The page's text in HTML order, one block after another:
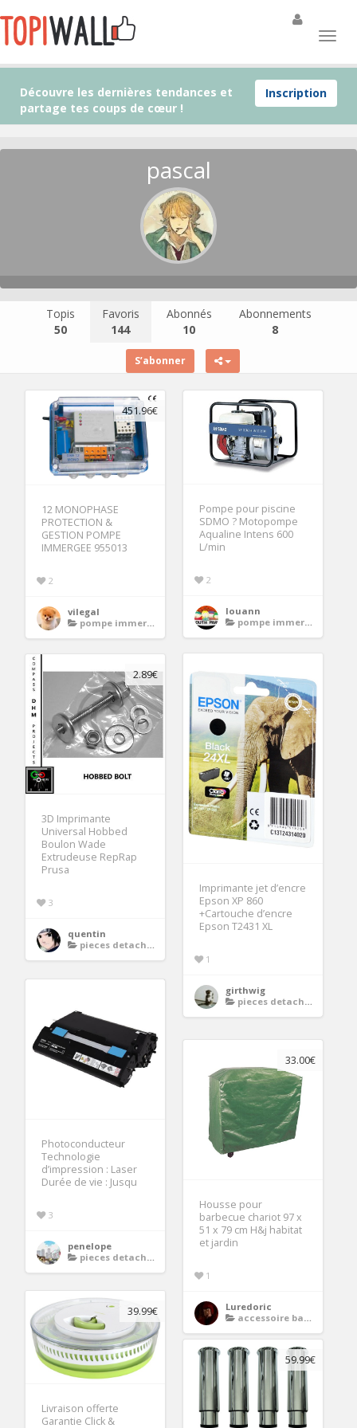
Inscription
Découvre les dernières tendances et
partage tes coups de cœur !
pascal
Topis
50
Favoris
144
Abonnés
10
Abonnements
8
S’abonner
451.96€
12 MONOPHASE
PROTECTION &
GESTION POMPE
IMMERGEE 955013
2
vilegal
pompe immergee automatique
Pompe pour piscine
SDMO ? Motopompe
Aqualine Intens 600
L/min
2
louann
pompe immergee automatique
Imprimante jet d’encre
Epson XP 860
+Cartouche d’encre
Epson T2431 XL
1
girthwig
pieces detachees imprimante
2.89€
3D Imprimante
Universal Hobbed
Boulon Wade
Extrudeuse RepRap
Prusa
3
quentin
pieces detachees imprimante
Photoconducteur
Technologie
d’impression : Laser
Durée de vie : Jusqu
3
penelope
pieces detachees imprimante
33.00€
Housse pour
barbecue chariot 97 x
51 x 79 cm H&j habitat
et jardin
1
Luredoric
accessoire barbecue
39.99€
Livraison offerte
Garantie Click &
59.99€